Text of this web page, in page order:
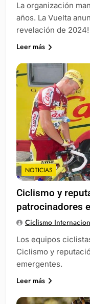
La organización
años. La Vuelta
revelación de 2024!
Leer más
NOTICIAS
Ciclismo y
patrocinadores
Ciclismo
Los equipos
Ciclismo y
emergentes.
Leer más